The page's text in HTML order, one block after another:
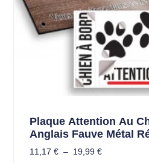
Plaque Attention Au
Anglais Fauve Métal
11,17 € – 19,99 €